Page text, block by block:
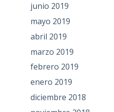
junio 2019
mayo 2019
abril 2019
marzo 2019
febrero 2019
enero 2019
diciembre 2018